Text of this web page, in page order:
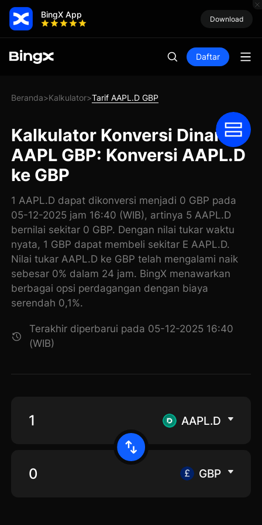
BingX App Download
Daftar
Beranda>Kalkulator>Tarif AAPL.D GBP
Kalkulator Konversi Dinari
AAPL GBP: Konversi AAPL.D
ke GBP
1 AAPL.D dapat dikonversi menjadi 0 GBP pada
05-12-2025 jam 16:40 (WIB), artinya 5 AAPL.D
bernilai sekitar 0 GBP. Dengan nilai tukar waktu
nyata, 1 GBP dapat membeli sekitar E AAPL.D.
Nilai tukar AAPL.D ke GBP telah mengalami naik
sebesar 0% dalam 24 jam. BingX menawarkan
berbagai opsi perdagangan dengan biaya
serendah 0,1%.
Terakhir diperbarui pada 05-12-2025 16:40
(WIB)
AAPL.D
GBP